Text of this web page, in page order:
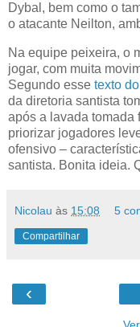
Dybal, bem como o
o atacante Neilton,
Na equipe peixeira, o
jogar, com muita
Segundo esse texto
da diretoria santista
após a lavada tomada
priorizar jogadores
ofensivo –
santista. Bonita ideia.
Nicolau às 15:08 5
Compartilhar
‹